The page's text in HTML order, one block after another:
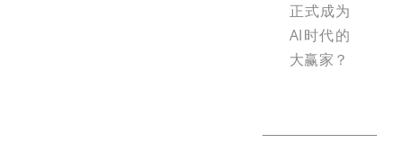
正式成为
AI时代的
大赢家？